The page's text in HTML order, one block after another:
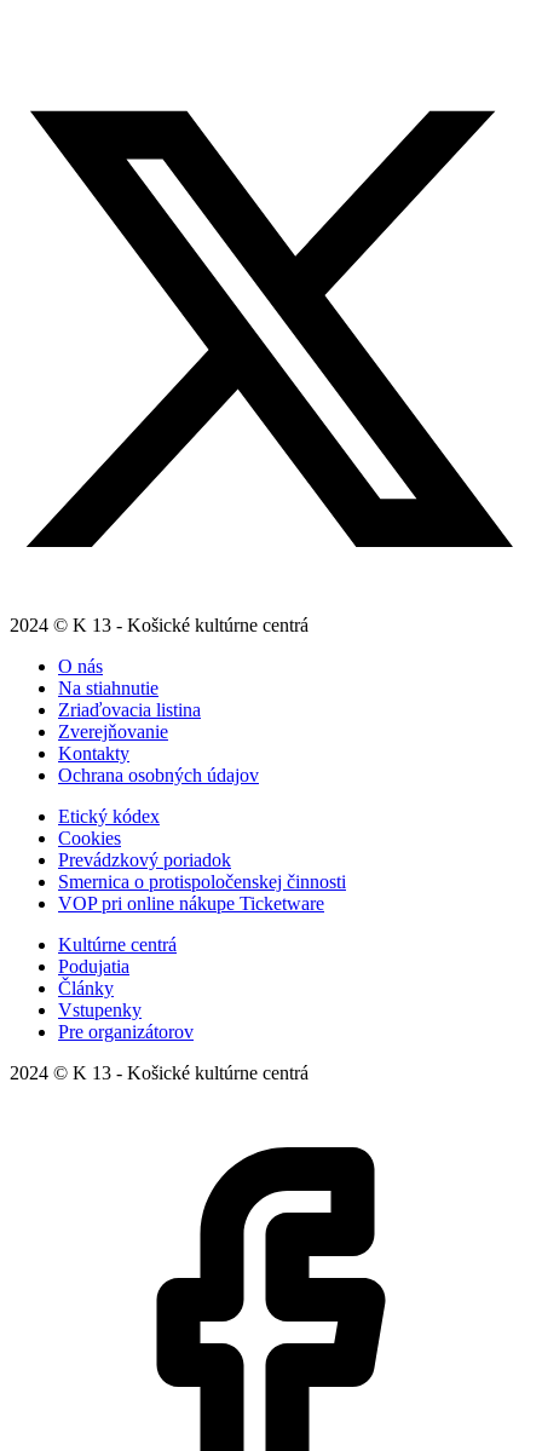
2024 © K 13 - Košické kultúrne centrá
O nás
Na stiahnutie
Zriaďovacia listina
Zverejňovanie
Kontakty
Ochrana osobných údajov
Etický kódex
Cookies
Prevádzkový poriadok
Smernica o protispoločenskej činnosti
VOP pri online nákupe Ticketware
Kultúrne centrá
Podujatia
Články
Vstupenky
Pre organizátorov
2024 © K 13 - Košické kultúrne centrá